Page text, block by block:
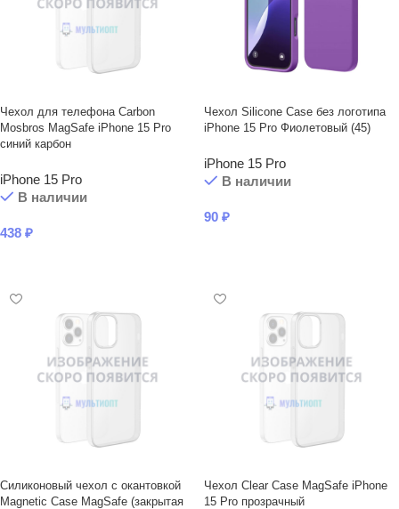
Чехол для телефона Carbon
Mosbros MagSafe iPhone 15 Pro
синий карбон
iPhone 15 Pro
В наличии
438 ₽
Чехол Silicone Case без логотипа
iPhone 15 Pro Фиолетовый (45)
iPhone 15 Pro
В наличии
90 ₽
Силиконовый чехол с окантовкой
Magnetic Case MagSafe (закрытая
Чехол Clear Case MagSafe iPhone
15 Pro прозрачный